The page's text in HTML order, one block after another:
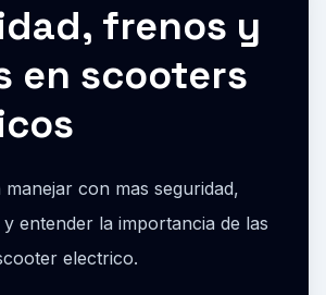
frenos y
en scooters
con mas seguridad,
entender la importancia de las
electrico.